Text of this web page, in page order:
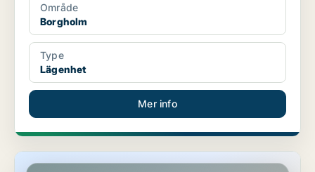
Område
Borgholm
Type
Lägenhet
Mer info
Lägenhet i Borgholm